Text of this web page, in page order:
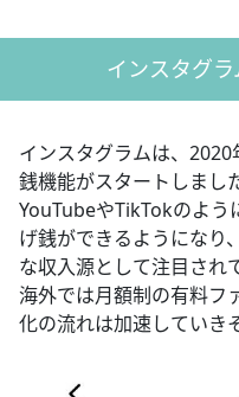
インスタグ
インスタグラムは、
銭機能がスタートしまし
YouTubeやTikTokのよう
げ銭ができるようになり
な収入源として注目され
海外では月額制の有料フ
化の流れは加速していき